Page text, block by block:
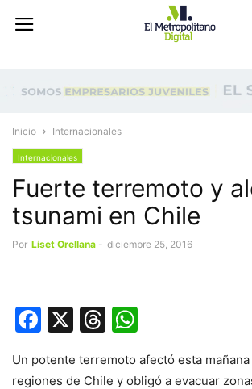
Inicio Internacionales
Internacionales
Fuerte terremoto y
tsunami en Chile
Por Liset Orellana - diciembre 25, 2016
Facebook
X Threads
Un potente terremoto afectó esta mañana
regiones de Chile y obligó a evacuar